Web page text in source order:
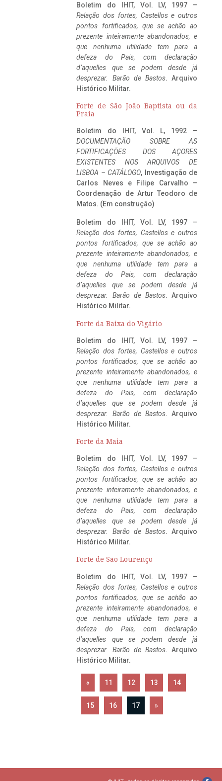
Boletim do IHIT, Vol. LV, 1997 –
Relação dos fortes, Castellos e outros
pontos fortificados, que se achão ao
prezente inteiramente abandonados, e
que nenhuma utilidade tem para a
defeza do Pais, com declaração
d’aquelles que se podem desde já
desprezar. Barão de Bastos. Arquivo
Histórico Militar.
Forte de São João Baptista ou da
Praia
Boletim do IHIT, Vol. L, 1992 –
DOCUMENTAÇÃO SOBRE AS
FORTIFICAÇÕES DOS AÇORES
EXISTENTES NOS ARQUIVOS DE
LISBOA – CATÁLOGO, Investigação de
Carlos Neves e Filipe Carvalho –
Coordenação de Artur Teodoro de
Matos. (Em construção)
Boletim do IHIT, Vol. LV, 1997 –
Relação dos fortes, Castellos e outros
pontos fortificados, que se achão ao
prezente inteiramente abandonados, e
que nenhuma utilidade tem para a
defeza do Pais, com declaração
d’aquelles que se podem desde já
desprezar. Barão de Bastos. Arquivo
Histórico Militar.
Forte da Baixa do Vigário
Boletim do IHIT, Vol. LV, 1997 –
Relação dos fortes, Castellos e outros
pontos fortificados, que se achão ao
prezente inteiramente abandonados, e
que nenhuma utilidade tem para a
defeza do Pais, com declaração
d’aquelles que se podem desde já
desprezar. Barão de Bastos. Arquivo
Histórico Militar.
Forte da Maia
Boletim do IHIT, Vol. LV, 1997 –
Relação dos fortes, Castellos e outros
pontos fortificados, que se achão ao
prezente inteiramente abandonados, e
que nenhuma utilidade tem para a
defeza do Pais, com declaração
d’aquelles que se podem desde já
desprezar. Barão de Bastos. Arquivo
Histórico Militar.
Forte de São Lourenço
Boletim do IHIT, Vol. LV, 1997 –
Relação dos fortes, Castellos e outros
pontos fortificados, que se achão ao
prezente inteiramente abandonados, e
que nenhuma utilidade tem para a
defeza do Pais, com declaração
d’aquelles que se podem desde já
desprezar. Barão de Bastos. Arquivo
Histórico Militar.
« 11 12 13 14
15 16 17 »